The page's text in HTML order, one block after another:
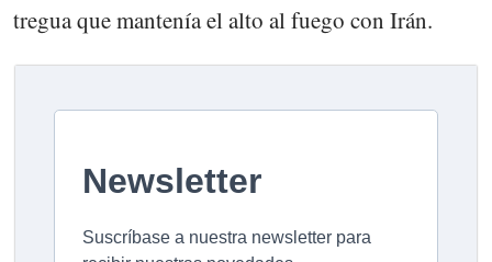
tregua que mantenía el alto al fuego con Irán.